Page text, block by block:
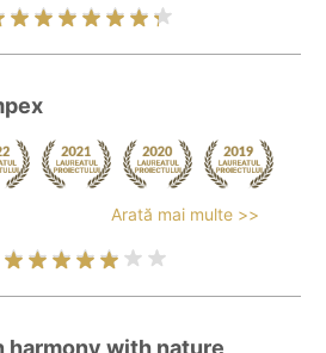
Arată mai multe >>
harmony with nature